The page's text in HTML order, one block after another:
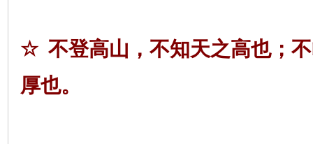
☆ 不登高山，不知天之高也；
厚也。